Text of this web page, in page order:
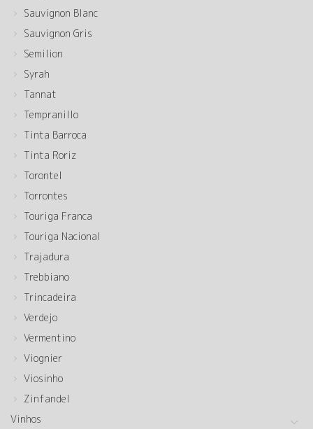
Sauvignon Blanc
Sauvignon Gris
Semilion
Syrah
Tannat
Tempranillo
Tinta Barroca
Tinta Roriz
Torontel
Torrontes
Touriga Franca
Touriga Nacional
Trajadura
Trebbiano
Trincadeira
Verdejo
Vermentino
Viognier
Viosinho
Zinfandel
Vinhos